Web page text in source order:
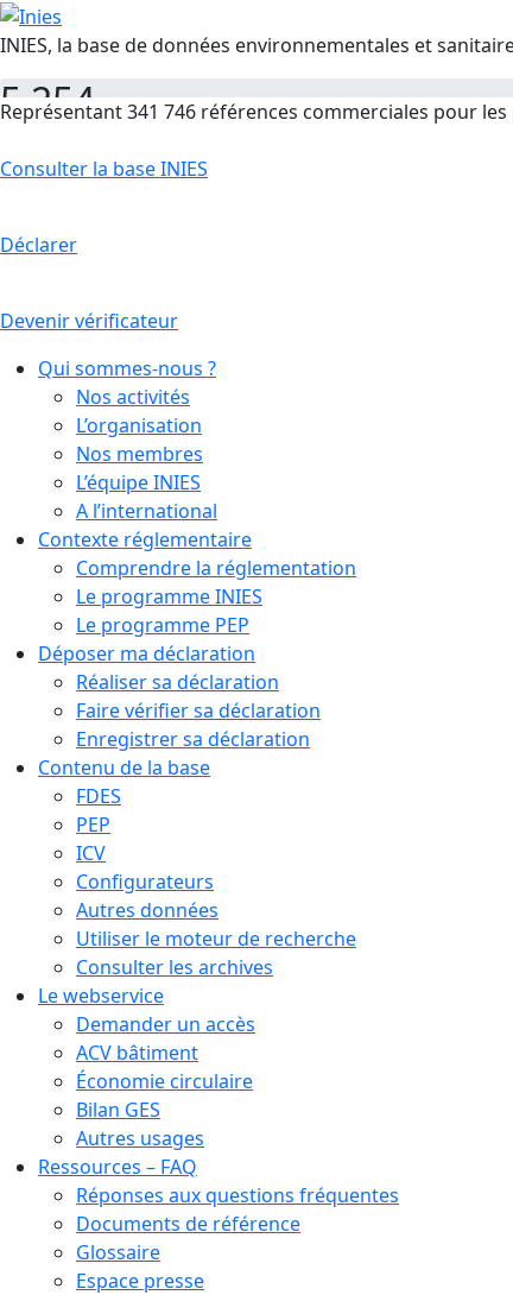
INIES, la base de données environnementales et
5 254
Représentant 341 746 références commerciales pour
Consulter la base INIES
Déclarer
Devenir vérificateur
Qui sommes-nous ?
Nos activités
L’organisation
Nos membres
L’équipe INIES
A l’international
Contexte réglementaire
Comprendre la réglementation
Le programme INIES
Le programme PEP
Déposer ma déclaration
Réaliser sa déclaration
Faire vérifier sa déclaration
Enregistrer sa déclaration
Contenu de la base
FDES
PEP
ICV
Configurateurs
Autres données
Utiliser le moteur de recherche
Consulter les archives
Le webservice
Demander un accès
ACV bâtiment
Économie circulaire
Bilan GES
Autres usages
Ressources – FAQ
Réponses aux questions fréquentes
Documents de référence
Glossaire
Espace presse